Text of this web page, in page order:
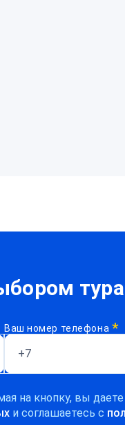
Ваш номер телефона *
на кнопку, вы даете
и соглашаетесь c